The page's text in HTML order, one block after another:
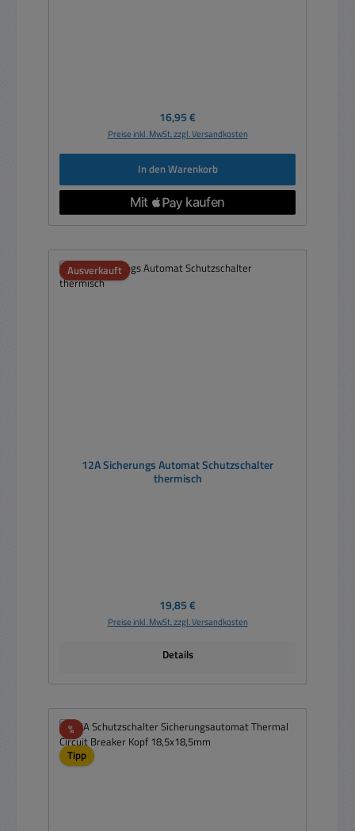
Regulärer Preis:
16,95 €
Preise inkl. MwSt. zzgl. Versandkosten
In den Warenkorb
Ausverkauft
12A Sicherungs Automat Schutzschalter
thermisch
Regulärer Preis:
19,85 €
Preise inkl. MwSt. zzgl. Versandkosten
Details
%Rabatt
Tipp